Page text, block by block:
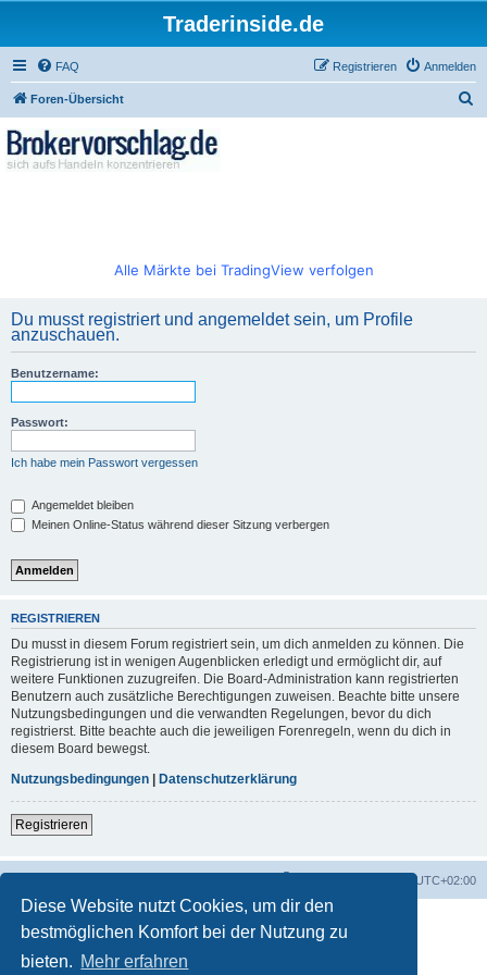
Diese Website nutzt Cookies, um dir den
bestmöglichen Komfort bei der Nutzung zu
bieten. Mehr erfahren
Traderinside.de
FAQ Anmelden
Registrieren
Foren-Übersicht
Alle Märkte bei TradingView verfolgen
Du musst registriert und angemeldet sein, um Profile
anzuschauen.
Benutzername:
Passwort:
Ich habe mein Passwort vergessen
Angemeldet bleiben
Meinen Online-Status während dieser Sitzung verbergen
REGISTRIEREN
Du musst in diesem Forum registriert sein, um dich anmelden zu können. Die
Registrierung ist in wenigen Augenblicken erledigt und ermöglicht dir, auf
weitere Funktionen zuzugreifen. Die Board-Administration kann registrierten
Benutzern auch zusätzliche Berechtigungen zuweisen. Beachte bitte unsere
Nutzungsbedingungen und die verwandten Regelungen, bevor du dich
registrierst. Bitte beachte auch die jeweiligen Forenregeln, wenn du dich in
diesem Board bewegst.
Nutzungsbedingungen | Datenschutzerklärung
Registrieren
UTC+02:00